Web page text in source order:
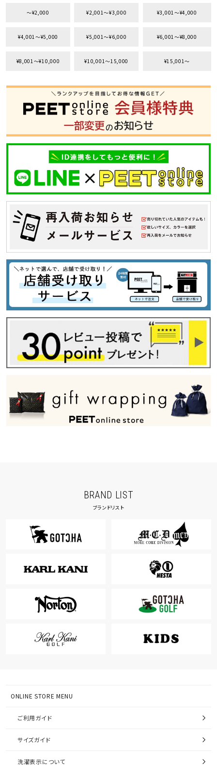
〜¥2,000 ¥2,001〜¥3,000 ¥3,001〜¥4,000
¥4,001〜¥5,000 ¥5,001〜¥6,000 ¥6,001〜¥8,000
¥8,001〜¥10,000 ¥10,001〜15,000 ¥15,001〜
BRAND LIST
ブランドリスト
ONLINE STORE MENU
ご利用ガイド
サイズガイド
洗濯表示について